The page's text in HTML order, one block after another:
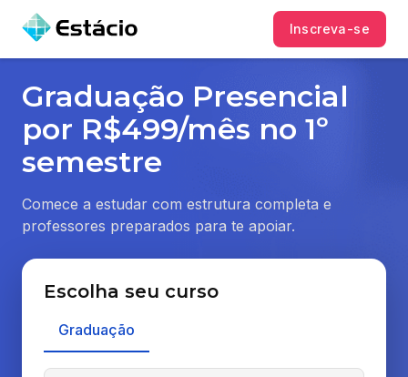
Inscreva-se
Graduação Presencial
por R$499/mês no 1º
semestre
Comece a estudar com estrutura completa e
professores preparados para te apoiar.
Escolha seu curso
Graduação